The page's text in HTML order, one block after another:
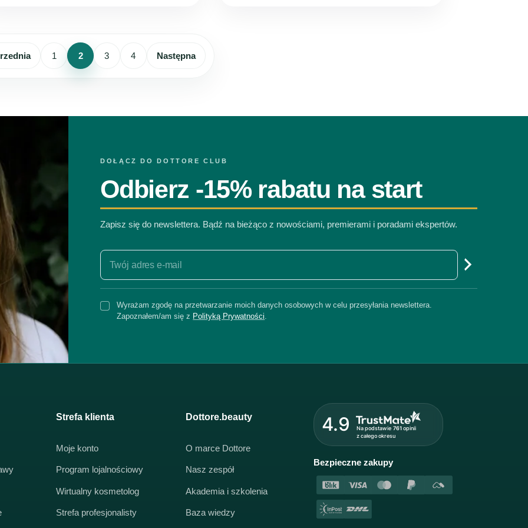
1 2 3 4 Następna
DOŁĄCZ DO DOTTORE CLUB
Odbierz -15% rabatu na start
Zapisz się do newslettera. Bądź na bieżąco z nowościami, premierami i poradami ekspertów.
Wyrażam zgodę na przetwarzanie moich danych osobowych w celu przesyłania newslettera.
Zapoznałem/am się z Polityką Prywatności.
Strefa klienta
Moje konto
Program lojalnościowy
Wirtualny kosmetolog
Strefa profesjonalisty
Dottore.beauty
O marce Dottore
Nasz zespół
Akademia i szkolenia
Baza wiedzy
4.9 Na podstawie 761opinii
z całego okresu
Bezpieczne zakupy